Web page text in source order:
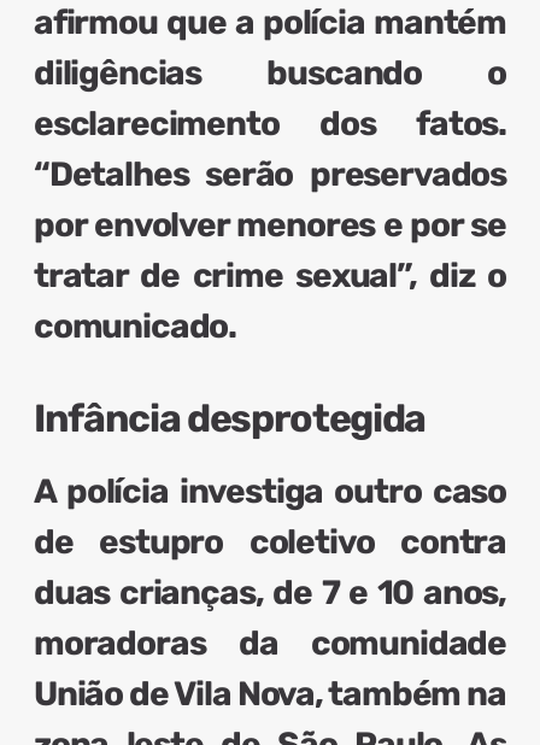
afirmou que a polícia mantém
diligências buscando o
esclarecimento dos fatos.
“Detalhes serão preservados
por envolver menores e por se
tratar de crime sexual”, diz o
comunicado.
Infância desprotegida
A polícia investiga outro caso
de estupro coletivo contra
duas crianças, de 7 e 10 anos,
moradoras da comunidade
União de Vila Nova, também na